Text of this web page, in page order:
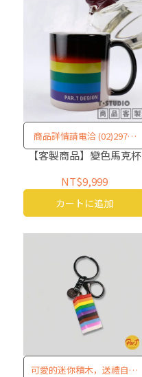
商品詳情請電洽 (02)2977-
5580
【客製商品】變色馬克杯
NT$9,999
カートに追加
可愛的迷你積木，送禮自用